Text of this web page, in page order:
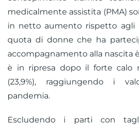
medicalmente assistita (PMA)
in netto aumento rispetto agli
quota di donne che ha
accompagnamento alla nascita
è in ripresa dopo il forte calo
(23,9%), raggiungendo i
pandemia.
Escludendo i parti con